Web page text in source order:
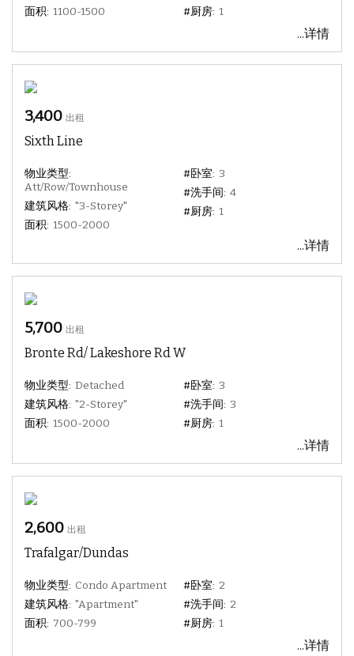
面积: 1100-1500
#厨房: 1
...详情
3,400 出租
Sixth Line
物业类型:
Att/Row/Townhouse
建筑风格: "3-Storey"
面积: 1500-2000
#卧室: 3
#洗手间: 4
#厨房: 1
...详情
5,700 出租
Bronte Rd/ Lakeshore Rd W
物业类型: Detached
建筑风格: "2-Storey"
面积: 1500-2000
#卧室: 3
#洗手间: 3
#厨房: 1
...详情
2,600 出租
Trafalgar/Dundas
物业类型: Condo Apartment
建筑风格: "Apartment"
面积: 700-799
#卧室: 2
#洗手间: 2
#厨房: 1
...详情